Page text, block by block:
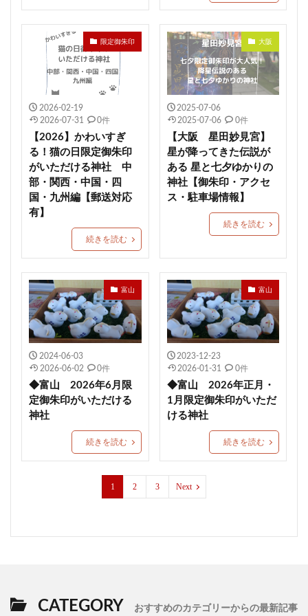
限定御朱印
2026-02-19
2026-07-31
0件
【2026】かわいすぎ
る！猫の日限定御朱印
がいただける神社 中
部・関西・中国・四
国・九州編【郵送対応
有】
続きを読む
大阪
2025-07-06
2025-07-06
0件
【大阪 星田妙見宮】
星が降ってきた伝説が
ある 星と七夕ゆかりの
神社【御朱印・アクセ
ス・駐車場情報】
続きを読む
富山
2024-06-03
2026-06-02
0件
◆富山 2026年6月限
定御朱印がいただける
神社
続きを読む
富山
2023-12-23
2026-01-31
0件
◆富山 2026年正月・
1月限定御朱印がいただ
ける神社
続きを読む
1 2 3 Next
CATEGORY おすすめのカテゴリーからの最新記事